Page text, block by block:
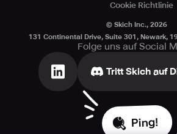
Cookie Richtlinie
© Skich Inc., 2026
131 Continental Drive, Suite 301, Newark,
Folge uns auf Social
Tritt Skich auf
Ping!